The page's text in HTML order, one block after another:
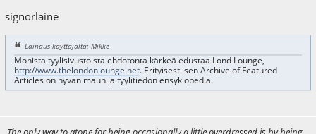
signorlaine
Lainaus käyttäjältä: Mikke
Monista tyylisivustoista ehdotonta kärkeä edustaa Lond Lounge,
http://www.thelondonlounge.net. Erityisesti sen Archive of Featured
Articles on hyvän maun ja tyylitiedon ensyklopedia.